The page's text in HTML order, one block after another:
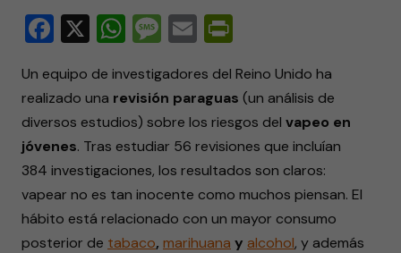
Facebook
X WhatsApp
Message
Email
Un equipo de investigadores del Reino Unido ha
realizado una revisión paraguas (un análisis de
diversos estudios) sobre los riesgos del vapeo en
jóvenes. Tras estudiar 56 revisiones que incluían
384 investigaciones, los resultados son claros:
vapear no es tan inocente como muchos piensan. El
hábito está relacionado con un mayor consumo
posterior de tabaco, marihuana y alcohol, y además